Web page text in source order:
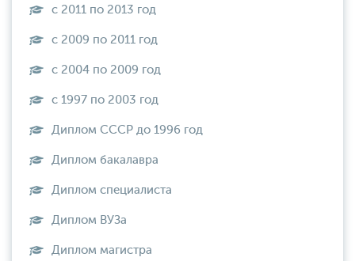
с 2011 по 2013 год
с 2009 по 2011 год
с 2004 по 2009 год
с 1997 по 2003 год
Диплом СССР до 1996 год
Диплом бакалавра
Диплом специалиста
Диплом ВУЗа
Диплом магистра